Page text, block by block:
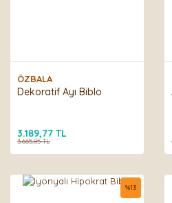
ÖZBALA
Dekoratif Ayı Biblo
3.189,77 TL
3.665,85 TL
%13